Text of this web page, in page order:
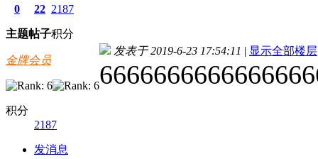
0
主题
22
帖子
2187
积分
金牌会员
积分
2187
发消息
发表于 2019-6-23 17:54:11 | 显示全部楼层